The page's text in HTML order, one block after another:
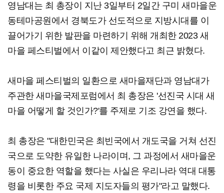
영남대는 최 총장이 지난 3일부터 2일간 구미 새마을운
동테마공원에서 경북도가 선도적으로 지방시대를 이
끌어가기 위한 발판을 마련하기 위해 개최한 2023 새
마을 페스티벌에서 이같이 제안했다고 최근 밝혔다.
새마을 페스티벌의 일환으로 새마을재단과 영남대가
주관한 새마을국제포럼에서 최 총장은 '선진국 시대 새
마을 어떻게 할 것인가?'를 주제로 기조 강연을 했다.
최 총장은 "대한민국은 최빈국에서 개도국을 거쳐 선진
국으로 도약한 유일한 나라이며, 그 과정에서 새마을운
동이 중요한 역할을 했다는 사실은 우리나라 역대 대통
령을 비롯한 주요 국제 지도자들의 평가"라고 말했다.